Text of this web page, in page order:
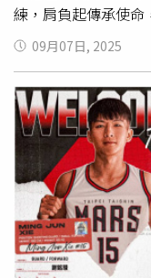
《HELLO!》指出：
與創造性遊戲，是健
練，肩負起傳承使命
巨蛋，氣氛熱烈又
次以選手身分登場
一天了，好快，怎
表示：「還是我今
智勝引退系列賽，
出。（圖／黃耀徵
融換上小龍女制服
祖懷擔任開球嘉賓
把左投許育銘的球
涯第305轟，在全場
區，堪稱是完美的「
09月07日, 2025